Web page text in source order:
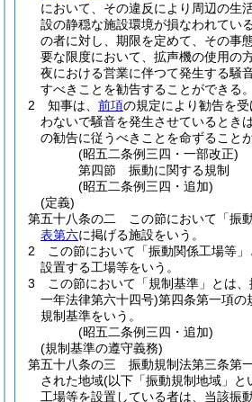
において、その違反により周辺の生
設の静穏な施設環境が損なわれてい
の者に対し、期限を定めて、その事
要な限度において、拡声機の使用の
夜における営業に伴つて発生する騒
すべきことを勧告することができる。
2
知事は、 前項の規定により勧告を
わないで騒音を発生させているとき
の勧告に従うべきことを命ずること
(昭五二条例三四・一部改正)
第四節
振動に関する規制
(昭五二条例三四・追加)
(定義)
第五十八条の二
この節において「振
表第六に掲げる施設をいう。
2
この節において「振動関係工場等
設置する工場等をいう。
3
この節において「規制基準」とは
一年法律第六十四号)第四条第一項の
規制基準をいう。
(昭五二条例三四・追加)
(規制基準の遵守義務)
第五十八条の三
振動規制法第三条第
された地域(以下「振動規制地域」と
工場等を設置している者は、当該振